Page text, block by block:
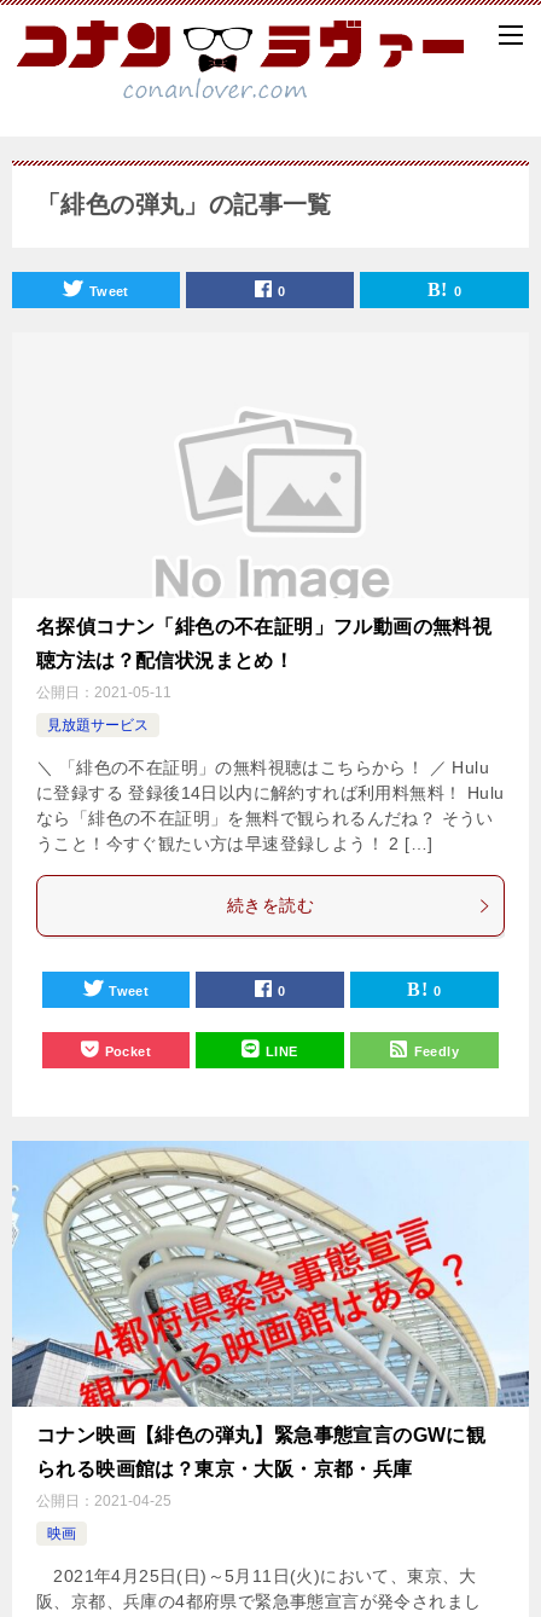
「緋色の弾丸」の記事一覧
Tweet 0 0
名探偵コナン「緋色の不在証明」フル動画の無料視
聴方法は？配信状況まとめ！
公開日： 2021-05-11
見放題サービス
＼ 「緋色の不在証明」の無料視聴はこちらから！ ／ Hulu
に登録する 登録後14日以内に解約すれば利用料無料！ Hulu
なら「緋色の不在証明」を無料で観られるんだね？ そうい
うこと！今すぐ観たい方は早速登録しよう！ 2 […]
続きを読む
Tweet 0 0
Pocket LINE Feedly
コナン映画【緋色の弾丸】緊急事態宣言のGWに観
られる映画館は？東京・大阪・京都・兵庫
公開日： 2021-04-25
映画
2021年4月25日(日)～5月11日(火)において、東京、大
阪、京都、兵庫の4都府県で緊急事態宣言が発令されまし